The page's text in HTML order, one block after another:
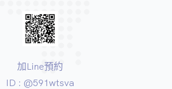
加Line預約
ID : @591wtsva